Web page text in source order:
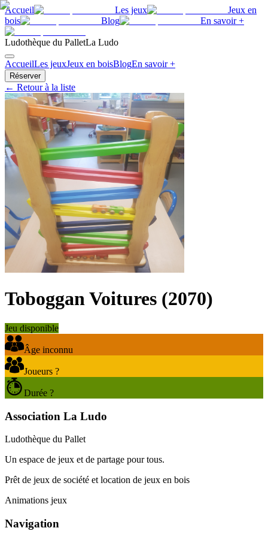
Accueil Les jeux
Jeux en
bois
Blog En savoir +
Ludothèque du PalletLa Ludo
AccueilLes jeuxJeux en boisBlogEn savoir +
Réserver
← Retour à la liste
Toboggan Voitures (2070)
Jeu disponible
Âge inconnu
Joueurs ?
Durée ?
Association La Ludo
Ludothèque du Pallet
Un espace de jeux et de partage pour tous.
Prêt de jeux de société et location de jeux en bois
Animations jeux
Navigation